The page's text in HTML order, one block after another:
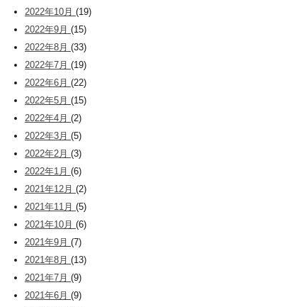
2022年10月 (19)
2022年9月 (15)
2022年8月 (33)
2022年7月 (19)
2022年6月 (22)
2022年5月 (15)
2022年4月 (2)
2022年3月 (5)
2022年2月 (3)
2022年1月 (6)
2021年12月 (2)
2021年11月 (5)
2021年10月 (6)
2021年9月 (7)
2021年8月 (13)
2021年7月 (9)
2021年6月 (9)